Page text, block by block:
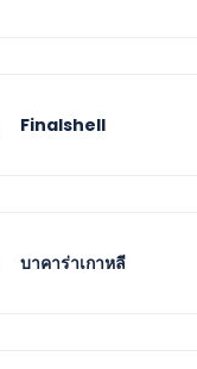
Finalshell
บาคาร่าเกาหลี